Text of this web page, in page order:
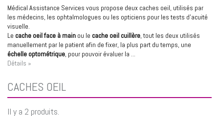
Médical Assistance Services vous propose deux caches oeil, utilisés par
les médecins, les ophtalmologues ou les opticiens pour les tests d'acuité
visuelle.
Le cache oeil face à main ou le cache oeil cuillère, tout les deux utilisés
manuellement par le patient afin de fixer, la plus part du temps, une
échelle optométrique, pour pouvoir évaluer la ...
Détails »
CACHES OEIL
Il y a 2 produits.